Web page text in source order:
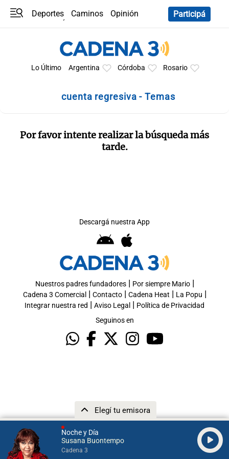
Noche y Día
Susana Buontempo
Cadena 3
Elegí tu emisora
Deportes Caminos
Opinión
Participá
Lo Último Argentina Córdoba Rosario
cuenta regresiva - Temas
Por favor intente realizar la búsqueda más
tarde.
Descargá nuestra App
Nuestros padres fundadores| Por siempre Mario|
Cadena 3 Comercial | Contacto| Cadena Heat | La Popu |
Integrar nuestra red | Aviso Legal | Política de Privacidad
Seguinos en